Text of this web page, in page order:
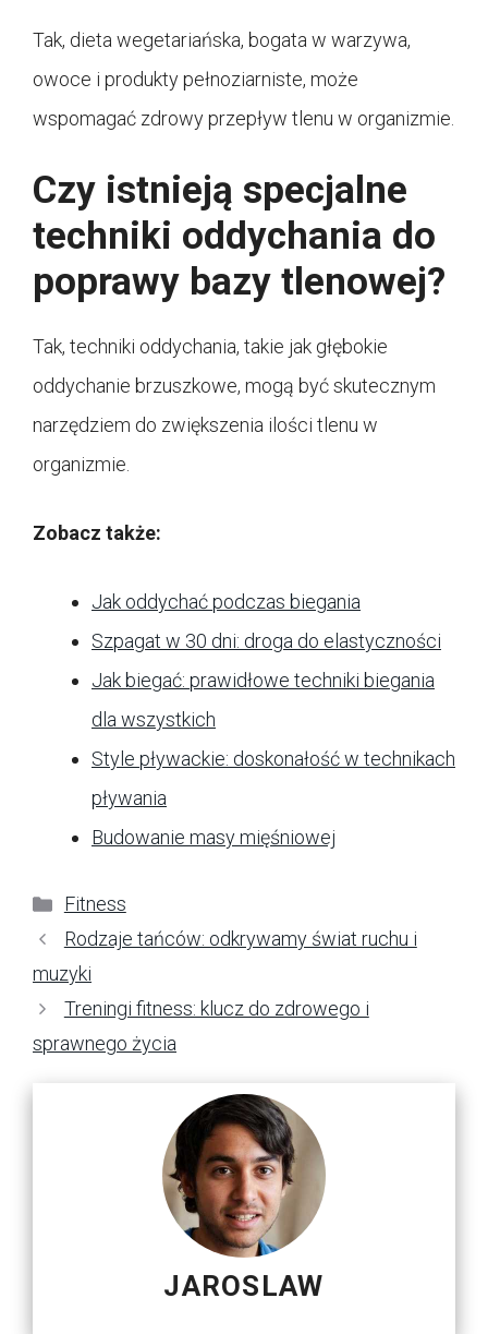
Tak, dieta wegetariańska, bogata w warzywa,
owoce i produkty pełnoziarniste, może
wspomagać zdrowy przepływ tlenu w organizmie.
Czy istnieją specjalne
techniki oddychania do
poprawy bazy tlenowej?
Tak, techniki oddychania, takie jak głębokie
oddychanie brzuszkowe, mogą być skutecznym
narzędziem do zwiększenia ilości tlenu w
organizmie.
Zobacz także:
Jak oddychać podczas biegania
Szpagat w 30 dni: droga do elastyczności
Jak biegać: prawidłowe techniki biegania
dla wszystkich
Style pływackie: doskonałość w technikach
pływania
Budowanie masy mięśniowej
Kategorie
Fitness
Rodzaje tańców: odkrywamy świat ruchu i
muzyki
Treningi fitness: klucz do zdrowego i
sprawnego życia
JAROSLAW